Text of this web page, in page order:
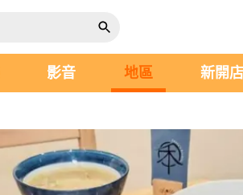
影音 地區 新開店